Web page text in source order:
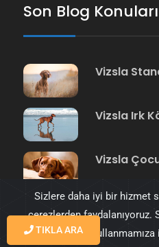
Son Blog Konuları
Vizsla
Vizsla Irk
Vizsla
TIKLA ARA
Sizlere daha iyi bir hizmet
çerezlerden
ederek çerezleri